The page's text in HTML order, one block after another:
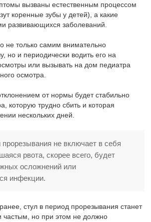
вызваны естественным процессом
коренные зубы у детей), а какие
развивающихся заболеваний.
не только самим внимательно
но и периодически водить его на
или вызывать на дом педиатра
осмотра.
от нормы будет стабильно
которую трудно сбить и которая
нескольких дней.
не включает в себя
рвота, скорее всего, будет
осложнений или
инфекции.
стул в период прорезывания станет
частым, но при этом не должно